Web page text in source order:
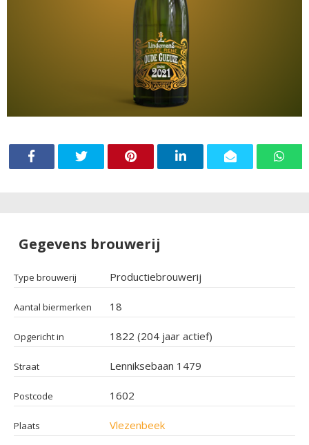
Gegevens brouwerij
Type brouwerij Productiebrouwerij
Aantal biermerken 18
Opgericht in 1822 (204 jaar actief)
Straat Lenniksebaan 1479
Postcode 1602
Plaats Vlezenbeek